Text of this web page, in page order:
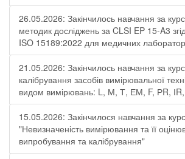
26.05.2026: Закінчилось навчання за
методик досліджень за CLSI EP 15-A3
ISO 15189:2022 для медичних
21.05.2026: Закінчилось навчання за
калібрування засобів вимірювальної
видом вимірювань: L, М, Т, ЕМ, F, РR,
15.05.2026: Закінчилося навчання за
"Невизначеність вимірювання та її
випробування та калібрування"